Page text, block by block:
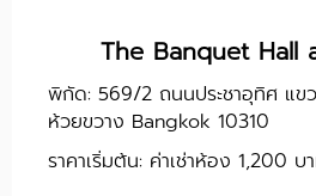
The Banquet Hall
พิกัด: 569/2 ถนนประชาอุทิศ แข
ห้วยขวาง Bangkok 10310
ราคาเริ่มต้น: ค่าเช่าห้อง 1,200 บ